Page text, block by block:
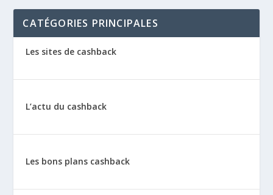
CATÉGORIES PRINCIPALES
Les sites de cashback
L’actu du cashback
Les bons plans cashback